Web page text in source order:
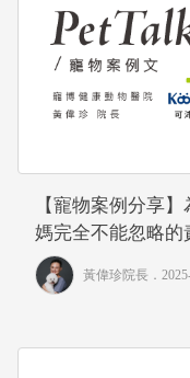
【寵物案例分享
媽完全不能忽略
黃偉珍院長 ．